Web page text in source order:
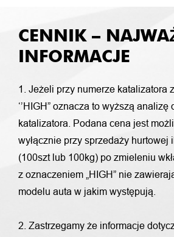
CENNIK –
INFORMACJE
1. Jeżeli przy numerze katalizatora
‘’HIGH” oznacza to wyższą analizę
katalizatora. Podana cena jest
wyłącznie przy sprzedaży hurtowej
(100szt lub 100kg) po zmieleniu
z oznaczeniem „HIGH” nie
modelu auta w jakim występują.
2. Zastrzegamy że informacje